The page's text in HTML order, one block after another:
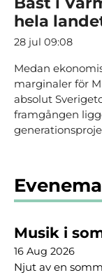
hela
28 jul 09:08
Medan
marginaler för
absolut
framgången
Musik i
16 Aug 2026
Njut av en